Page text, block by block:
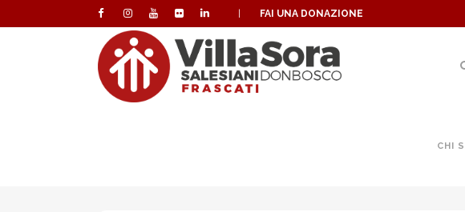
FAI UNA DONAZIONE
CHI
“GENITORI IN ANSIA”